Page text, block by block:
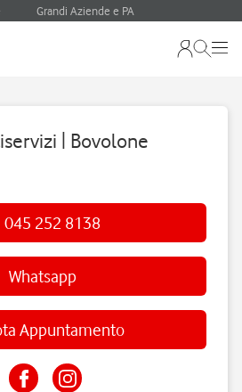
Grandi Aziende e PA
| Bovolone
045 252 8138
Whatsapp
Appuntamento